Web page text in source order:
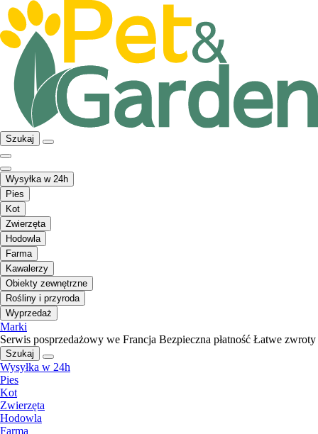
Szukaj
Wysyłka w 24h
Pies
Kot
Zwierzęta
Hodowla
Farma
Kawalerzy
Obiekty zewnętrzne
Rośliny i przyroda
Wyprzedaż
Marki
Serwis posprzedażowy we Francja Bezpieczna płatność Łatwe zwroty
Szukaj
Wysyłka w 24h
Pies
Kot
Zwierzęta
Hodowla
Farma